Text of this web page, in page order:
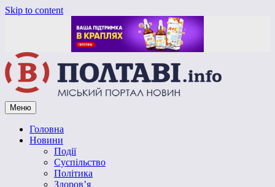
Skip to content
Vpoltave.info
Полтавський портал новин
Меню
Головна
Новини
Події
Суспільство
Політика
Здоров’я